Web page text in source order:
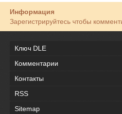
Информация
Зарегистрируйтесь чтобы
Ключ DLE
Комментарии
Контакты
RSS
Sitemap